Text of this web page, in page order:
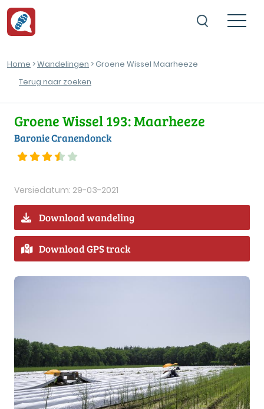
Home >Wandelingen > Groene Wissel Maarheeze
Terug naar zoeken
Groene Wissel 193: Maarheeze
Baronie Cranendonck
Versiedatum: 29-03-2021
Download wandeling
Download GPS track